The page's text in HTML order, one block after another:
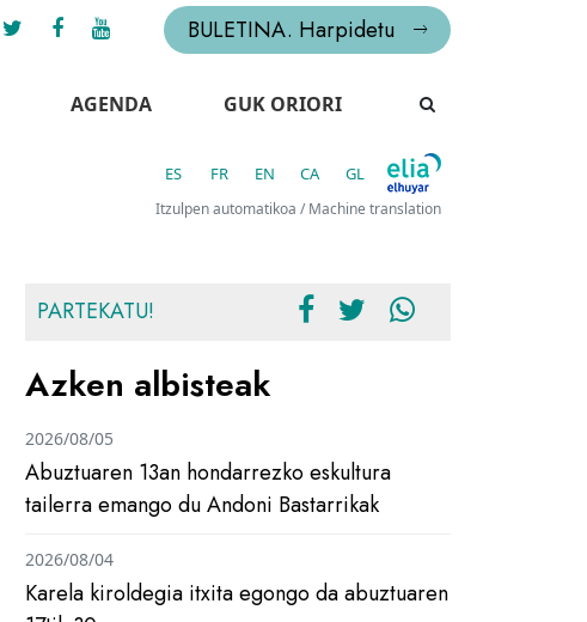
BULETINA. Harpidetu
AGENDA GUK ORIORI
ES FR EN CA GL
Itzulpen automatikoa / Machine translation
PARTEKATU!
Azken albisteak
Abuztuaren 13an hondarrezko eskultura
tailerra emango du Andoni Bastarrikak
2026/08/05
Karela kiroldegia itxita egongo da abuztuaren
2026/08/04